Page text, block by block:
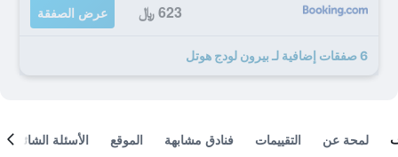
623 ﷼ عرض الصفقة
6 صفقات إضافية لـ بيرون لودج هوتل
لمحة عن التقييمات فنادق مشابهة الموقع الأسئلة الشائعة